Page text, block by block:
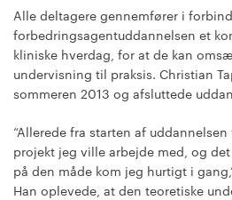
Alle deltagere gennemfører i
forbedringsagentuddannelsen et
kliniske hverdag, for at de kan
undervisning til praksis. Christian
sommeren 2013 og afsluttede
“Allerede fra starten af
projekt jeg ville arbejde med, og
på den måde kom jeg hurtigt i
Han oplevede, at den teoretiske